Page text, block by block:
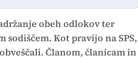
obeh odlokov ter
Kot pravijo na SPS,
Članom, članicam in